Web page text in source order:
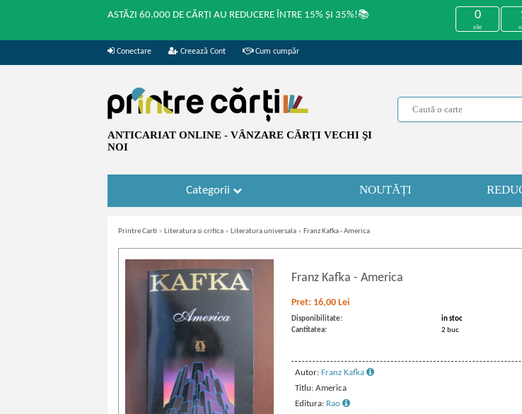
ASTĂZI 60.000 DE CĂRȚI AU REDUCERE ÎNTRE 15% ȘI 35%!📚 0
zile
Conectare Creează Cont Cum cumpăr
ANTICARIAT ONLINE - VÂNZARE CĂRŢI VECHI ŞI
NOI
Categorii NOUTĂȚI
Printre Carti » Literatura si critica » Literatura universala » Franz Kafka - America
Franz Kafka - America
Pret: 16,00 Lei
Disponibilitate:
in stoc
Cantitatea:
2 buc
Autor: Franz Kafka
Titlu: America
Editura: Rao